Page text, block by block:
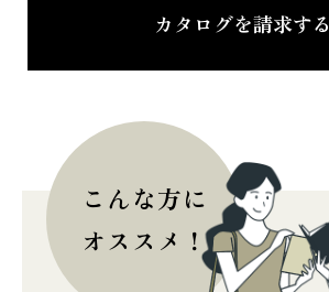
カタログを請求する
こんな方に
オススメ！